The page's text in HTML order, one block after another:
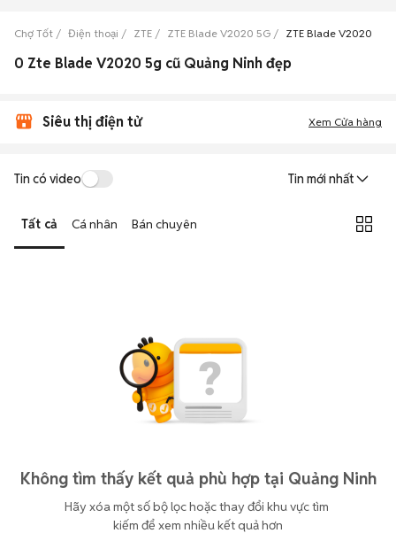
Chợ Tốt Điện thoại ZTE ZTE Blade V2020 5G ZTE Blade V2020 5G
0 Zte Blade V2020 5g cũ Quảng Ninh đẹp
Siêu thị điện tử Xem Cửa hàng
Tin có video Tin mới nhất
Tất cả Cá nhân Bán chuyên
Không tìm thấy kết quả phù hợp tại Quảng Ninh
Hãy xóa một số bộ lọc hoặc thay đổi khu vực tìm
kiếm để xem nhiều kết quả hơn